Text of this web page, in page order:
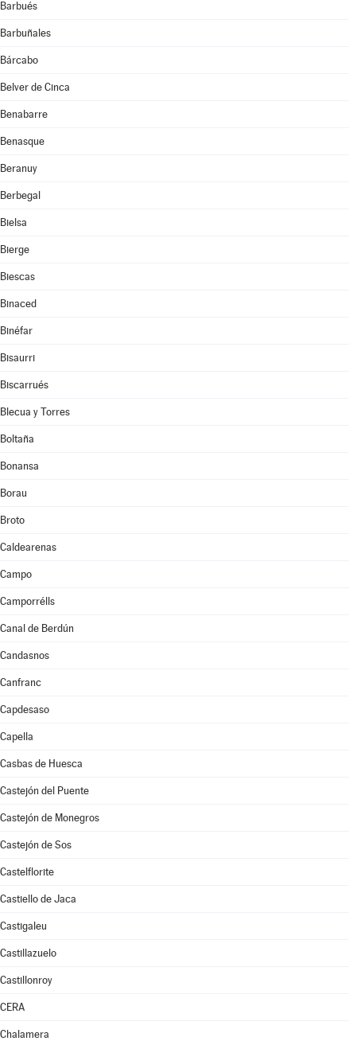
Barbués
Barbuñales
Bárcabo
Belver de Cinca
Benabarre
Benasque
Beranuy
Berbegal
Bielsa
Bierge
Biescas
Binaced
Binéfar
Bisaurri
Biscarrués
Blecua y Torres
Boltaña
Bonansa
Borau
Broto
Caldearenas
Campo
Camporrélls
Canal de Berdún
Candasnos
Canfranc
Capdesaso
Capella
Casbas de Huesca
Castejón del Puente
Castejón de Monegros
Castejón de Sos
Castelflorite
Castiello de Jaca
Castigaleu
Castillazuelo
Castillonroy
CERA
Chalamera